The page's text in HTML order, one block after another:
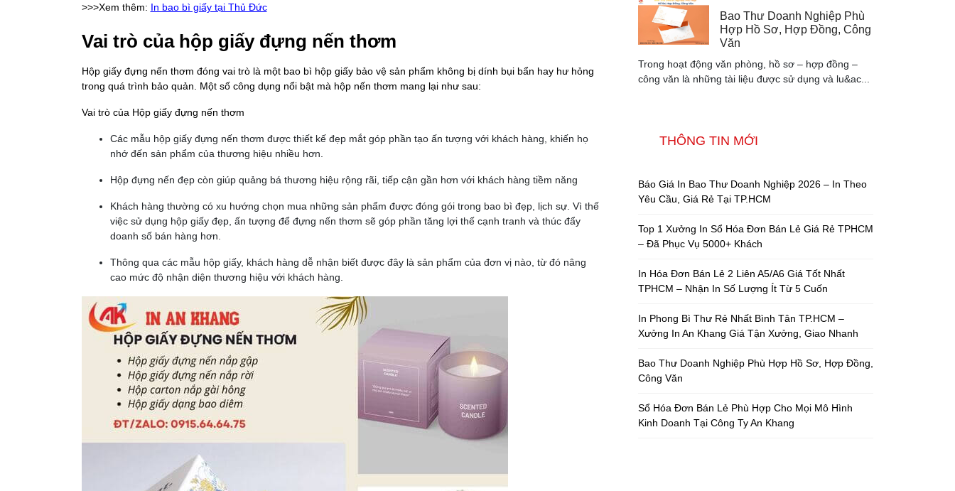
>>>Xem thêm: In bao bì giấy tại Thủ Đức
Vai trò của hộp giấy đựng nến thơm
Hộp giấy đựng nến thơm đóng vai trò là một bao bì hộp giấy bảo vệ sản phẩm không bị dính bụi bẩn hay hư hỏng
trong quá trình bảo quản. Một số công dụng nổi bật mà hộp nến thơm mang lại như sau:
Vai trò của Hộp giấy đựng nến thơm
Các mẫu hộp giấy đựng nến thơm được thiết kế đẹp mắt góp phần tạo ấn tượng với khách hàng, khiến họ
nhớ đến sản phẩm của thương hiệu nhiều hơn.
Hộp đựng nến đẹp còn giúp quảng bá thương hiệu rộng rãi, tiếp cận gần hơn với khách hàng tiềm năng
Khách hàng thường có xu hướng chọn mua những sản phẩm được đóng gói trong bao bì đẹp, lịch sự. Vì thế
việc sử dụng hộp giấy đẹp, ấn tượng để đựng nến thơm sẽ góp phần tăng lợi thế cạnh tranh và thúc đẩy
doanh số bán hàng hơn.
Thông qua các mẫu hộp giấy, khách hàng dễ nhận biết được đây là sản phẩm của đơn vị nào, từ đó nâng
cao mức độ nhận diện thương hiệu với khách hàng.
Bao Thư Doanh Nghiệp Phù
Hợp Hồ Sơ, Hợp Đồng, Công
Văn
Trong hoạt động văn phòng, hồ sơ – hợp đồng –
công văn là những tài liệu được sử dụng và lu&ac...
THÔNG TIN MỚI
Báo Giá In Bao Thư Doanh Nghiệp 2026 – In Theo
Yêu Cầu, Giá Rẻ Tại TP.HCM
Top 1 Xưởng In Sổ Hóa Đơn Bán Lẻ Giá Rẻ TPHCM
– Đã Phục Vụ 5000+ Khách
In Hóa Đơn Bán Lẻ 2 Liên A5/A6 Giá Tốt Nhất
TPHCM – Nhận In Số Lượng Ít Từ 5 Cuốn
In Phong Bì Thư Rẻ Nhất Bình Tân TP.HCM –
Xưởng In An Khang Giá Tận Xưởng, Giao Nhanh
Bao Thư Doanh Nghiệp Phù Hợp Hồ Sơ, Hợp Đồng,
Công Văn
Sổ Hóa Đơn Bán Lẻ Phù Hợp Cho Mọi Mô Hình
Kinh Doanh Tại Công Ty An Khang